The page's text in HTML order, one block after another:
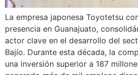
La empresa japonesa Toyotetsu
presencia en Guanajuato,
actor clave en el desarrollo del
Bajío. Durante esta década, la
una inversión superior a 187